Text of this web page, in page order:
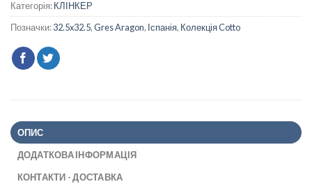
Категорія:КЛІНКЕР
Позначки:32.5x32.5,Gres Aragon, Іспанія, Колекція Cotto
ОПИС
ДОДАТКОВА ІНФОРМАЦІЯ
КОНТАКТИ - ДОСТАВКА